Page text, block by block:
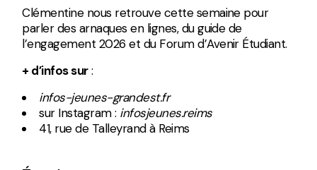
Clémentine nous retrouve cette semaine pour
parler des arnaques en lignes, du guide de
l’engagement 2026 et du Forum d’Avenir Étudiant.
+ d’infos sur:
infos-jeunes-grandest.fr
sur Instagram : infosjeunes.reims
41, rue de Talleyrand à Reims